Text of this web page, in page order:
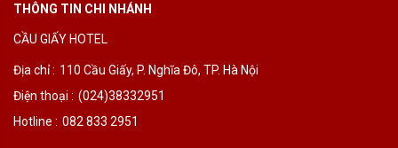
THÔNG TIN CHI NHÁNH
CẦU GIẤY HOTEL
Địa chỉ : 110 Cầu Giấy, P. Nghĩa Đô, TP. Hà Nội
Điện thoại : (024)38332951
Hotline : 082 833 2951